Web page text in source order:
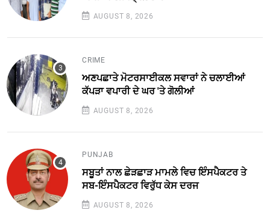
AUGUST 8, 2026
CRIME
ਅਣਪਛਾਤੇ ਮੋਟਰਸਾਈਕਲ ਸਵਾਰਾਂ ਨੇ ਚਲਾਈਆਂ
ਕੱਪੜਾ ਵਪਾਰੀ ਦੇ ਘਰ 'ਤੇ ਗੋਲੀਆਂ
AUGUST 8, 2026
PUNJAB
ਸਬੂਤਾਂ ਨਾਲ ਛੇੜਛਾੜ ਮਾਮਲੇ ਵਿਚ ਇੰਸਪੈਕਟਰ ਤੇ
ਸਬ-ਇੰਸਪੈਕਟਰ ਵਿਰੁੱਧ ਕੇਸ ਦਰਜ
AUGUST 8, 2026